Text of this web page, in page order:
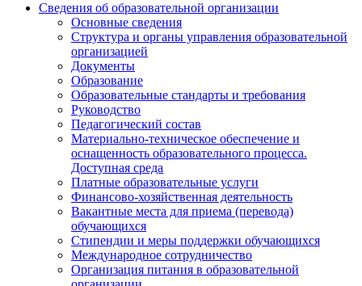
Сведения об образовательной организации
Основные сведения
Структура и органы управления образовательной
организацией
Документы
Образование
Образовательные стандарты и требования
Руководство
Педагогический состав
Материально-техническое обеспечение и
оснащенность образовательного процесса.
Доступная среда
Платные образовательные услуги
Финансово-хозяйственная деятельность
Вакантные места для приема (перевода)
обучающихся
Стипендии и меры поддержки обучающихся
Международное сотрудничество
Организация питания в образовательной